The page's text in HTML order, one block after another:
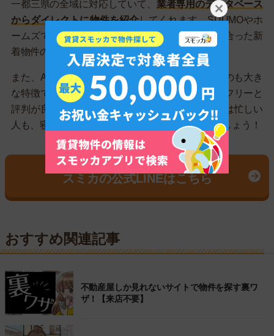
一都三県の全域に対応していて、 業者専用のデータベース
からダイレクトに物件を紹介してくれます。SUUMOやホ
ームズで見かけたお部屋はもちろん、希望条件に合った新
着物件の速報ももらえます。
また、AIではなくスタッフが丁寧に対応しているのも大き
な特徴です。的外れな案内がないため、ストレスフリーと
評判が良いです。 夜間も営業しているので、昼間は忙しい
人も、寝る前の数分を使ってお部屋を探してみましょう！
LINEで気軽にお部屋を探せる！
スミカの公式LINEはこちら
おすすめ関連記事
不動産屋しか見れないサイトで物件を探す裏ワ
ザ！【来店不要】